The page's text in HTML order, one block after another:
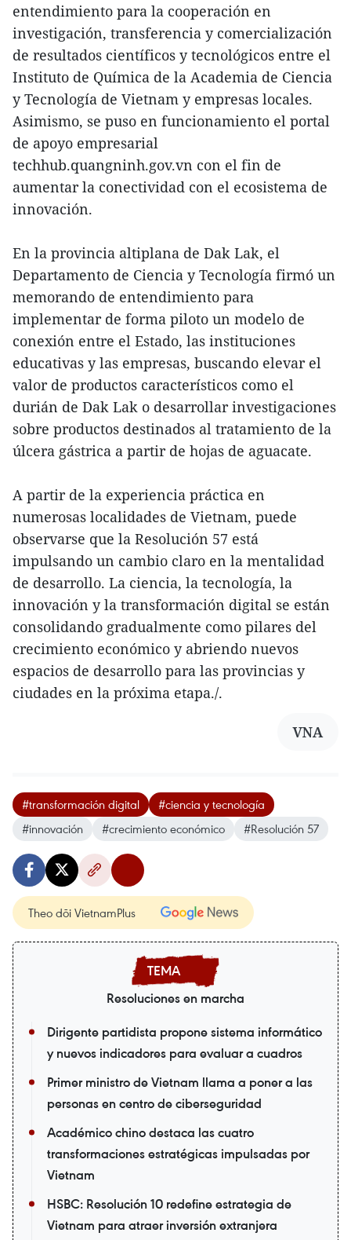
entendimiento para la cooperación en
investigación, transferencia y comercialización
de resultados científicos y tecnológicos entre el
Instituto de Química de la Academia de Ciencia
y Tecnología de Vietnam y empresas locales.
Asimismo, se puso en funcionamiento el portal
de apoyo empresarial
techhub.quangninh.gov.vn con el fin de
aumentar la conectividad con el ecosistema de
innovación.
En la provincia altiplana de Dak Lak, el
Departamento de Ciencia y Tecnología firmó un
memorando de entendimiento para
implementar de forma piloto un modelo de
conexión entre el Estado, las instituciones
educativas y las empresas, buscando elevar el
valor de productos característicos como el
durián de Dak Lak o desarrollar investigaciones
sobre productos destinados al tratamiento de la
úlcera gástrica a partir de hojas de aguacate.
A partir de la experiencia práctica en
numerosas localidades de Vietnam, puede
observarse que la Resolución 57 está
impulsando un cambio claro en la mentalidad
de desarrollo. La ciencia, la tecnología, la
innovación y la transformación digital se están
consolidando gradualmente como pilares del
crecimiento económico y abriendo nuevos
espacios de desarrollo para las provincias y
ciudades en la próxima etapa./.
VNA
#transformación digital
#ciencia y tecnología
#innovación
#crecimiento económico #Resolución 57
Theo dõi VietnamPlus
Resoluciones en marcha
Dirigente partidista propone sistema informático
y nuevos indicadores para evaluar a cuadros
Primer ministro de Vietnam llama a poner a las
personas en centro de ciberseguridad
Académico chino destaca las cuatro
transformaciones estratégicas impulsadas por
Vietnam
HSBC: Resolución 10 redefine estrategia de
Vietnam para atraer inversión extranjera